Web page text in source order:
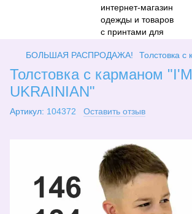
БОЛЬШАЯ РАСПРОДАЖА! Толстовка с
Толстовка с карманом "I'M
UKRAINIAN"
Артикул: 104372 Оставить отзыв